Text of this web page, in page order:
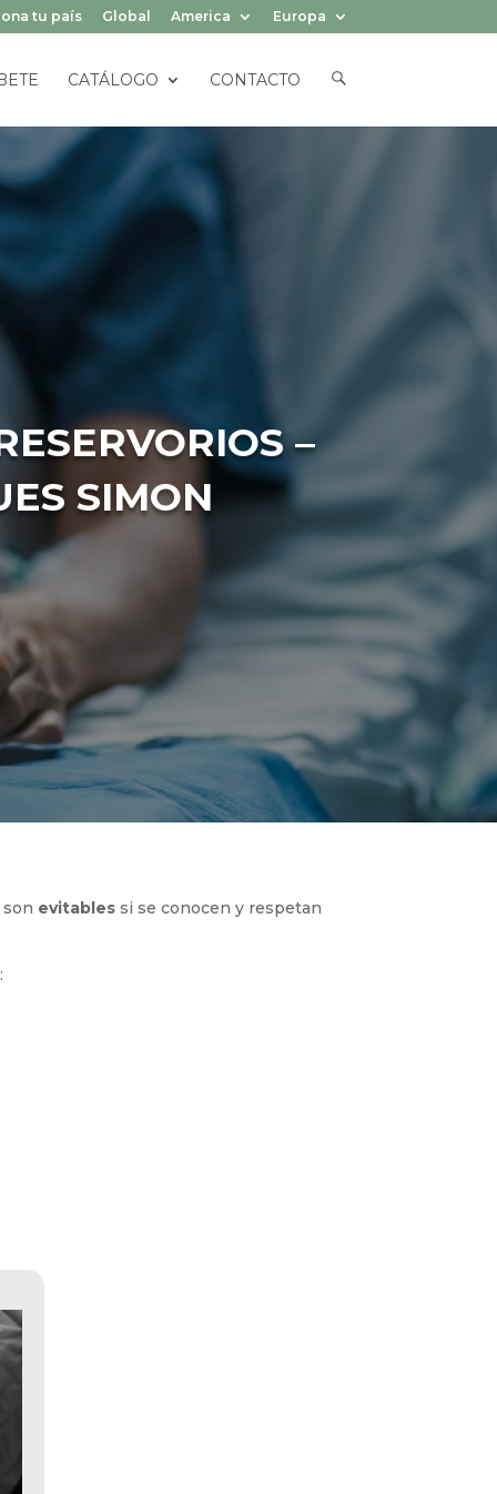
tu país Global America Europa
CATÁLOGO CONTACTO
M
–
SIMON
evitables si se conocen y respetan